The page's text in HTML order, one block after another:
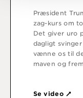
Præsident
zag-kurs om
Det giver uro
dagligt
vænne os til
maven og
Se video